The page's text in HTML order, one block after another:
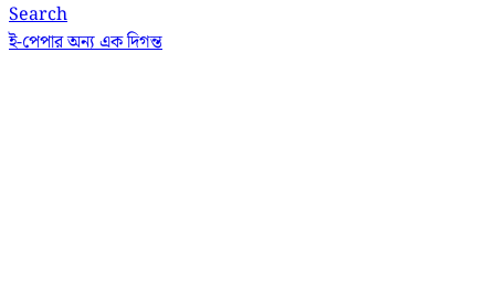
Search
ই-পেপারঅন্য এক দিগন্ত